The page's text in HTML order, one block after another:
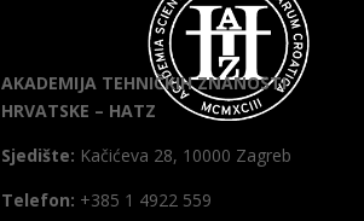
AKADEMIJA TEHNIČKIH ZNANOSTI
HRVATSKE – HATZ
Sjedište: Kačićeva 28, 10000 Zagreb
Telefon: +385 1 4922 559